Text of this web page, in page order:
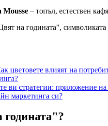
Mousse – топъл, естествен
на годината",
цветовете влияят на
ви стратегии: приложение на
маркетинга си?